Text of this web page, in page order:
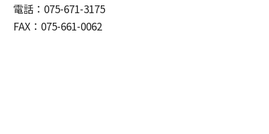
電話：075-671-3175
FAX：075-661-0062